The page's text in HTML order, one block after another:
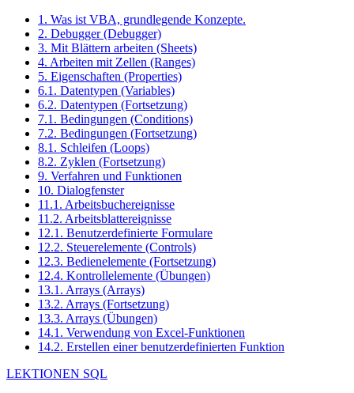
1. Was ist VBA, grundlegende Konzepte.
2. Debugger (Debugger)
3. Mit Blättern arbeiten (Sheets)
4. Arbeiten mit Zellen (Ranges)
5. Eigenschaften (Properties)
6.1. Datentypen (Variables)
6.2. Datentypen (Fortsetzung)
7.1. Bedingungen (Conditions)
7.2. Bedingungen (Fortsetzung)
8.1. Schleifen (Loops)
8.2. Zyklen (Fortsetzung)
9. Verfahren und Funktionen
10. Dialogfenster
11.1. Arbeitsbuchereignisse
11.2. Arbeitsblattereignisse
12.1. Benutzerdefinierte Formulare
12.2. Steuerelemente (Controls)
12.3. Bedienelemente (Fortsetzung)
12.4. Kontrollelemente (Übungen)
13.1. Arrays (Arrays)
13.2. Arrays (Fortsetzung)
13.3. Arrays (Übungen)
14.1. Verwendung von Excel-Funktionen
14.2. Erstellen einer benutzerdefinierten Funktion
LEKTIONEN SQL